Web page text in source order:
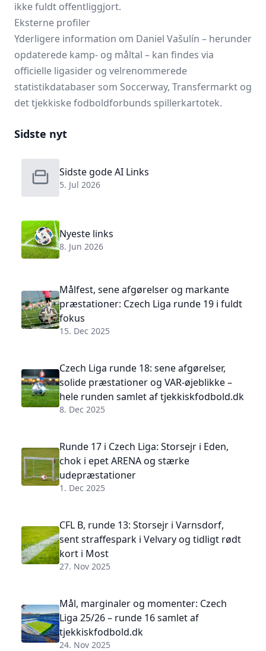
ikke fuldt offentliggjort.
Eksterne profiler
Yderligere information om Daniel Vašulín – herunder
opdaterede kamp- og måltal – kan findes via
officielle ligasider og velrenommerede
statistikdatabaser som Soccerway, Transfermarkt og
det tjekkiske fodboldforbunds spillerkartotek.
Sidste nyt
Sidste gode AI Links
5. Jul 2026
Nyeste links
8. Jun 2026
Målfest, sene afgørelser og markante
præstationer: Czech Liga runde 19 i fuldt
fokus
15. Dec 2025
Czech Liga runde 18: sene afgørelser,
solide præstationer og VAR-øjeblikke –
hele runden samlet af tjekkiskfodbold.dk
8. Dec 2025
Runde 17 i Czech Liga: Storsejr i Eden,
chok i epet ARENA og stærke
udepræstationer
1. Dec 2025
CFL B, runde 13: Storsejr i Varnsdorf,
sent straffespark i Velvary og tidligt rødt
kort i Most
27. Nov 2025
Mål, marginaler og momenter: Czech
Liga 25/26 – runde 16 samlet af
tjekkiskfodbold.dk
24. Nov 2025